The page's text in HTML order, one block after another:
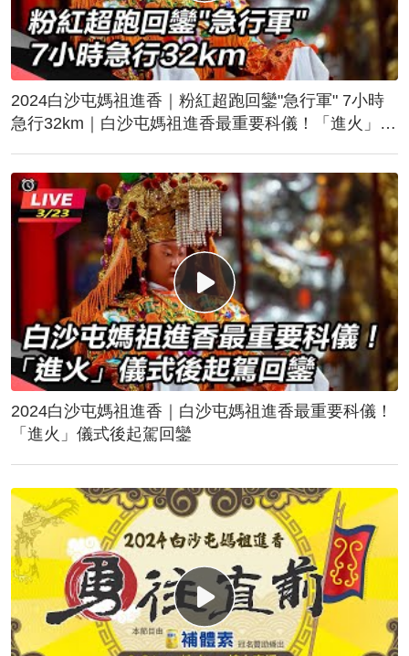
2024白沙屯媽祖進香｜粉紅超跑回鑾"急行軍" 7小時
急行32km｜白沙屯媽祖進香最重要科儀！「進火」儀
2024白沙屯媽祖進香｜白沙屯媽祖進香最重要科儀！
「進火」儀式後起駕回鑾